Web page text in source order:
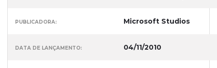
PUBLICADORA: Microsoft Studios
DATA DE LANÇAMENTO: 04/11/2010